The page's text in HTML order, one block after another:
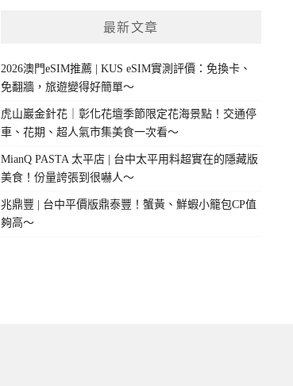
最新文章
2026澳門eSIM推薦 | KUS eSIM實測評價：免換卡、
免翻牆，旅遊變得好簡單～
虎山巖金針花｜彰化花壇季節限定花海景點！交通停
車、花期、超人氣市集美食一次看～
MianQ PASTA 太平店 | 台中太平用料超實在的隱藏版
美食！份量誇張到很嚇人～
兆鼎豐 | 台中平價版鼎泰豐！蟹黃、鮮蝦小籠包CP值
夠高～